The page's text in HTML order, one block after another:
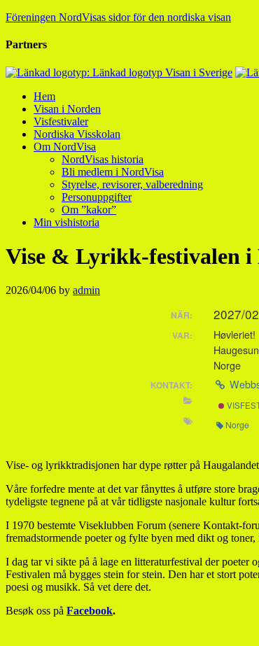
Föreningen NordVisas sidor för den nordiska visan
Partners
Hem
Visan i Norden
Visfestivaler
Nordiska Visskolan
Om NordVisa
NordVisas historia
Bli medlem i NordVisa
Styrelse, revisorer, valberedning
Personuppgifter
Om ”kakor”
Min vishistoria
Vise & Lyrikk-festivalen i
2026/04/06 by admin
NÄR: 2027/
VAR:
Høvleriet!
Norge
KONTAKT:
Norge
Vise- og lyrikktradisjonen har dype røtter på
Våre forfedre mente at det var fånyttes å utføre store
tydeligste tegnene på at vår tidligste nasjonale kultur
I 1970 bestemte Viseklubben Forum (senere Kontakt-
fremadstormende poeter og fylte byen med dikt og
I dag tar vi sikte på å lage en litteraturfestival der
Festivalen må bygges stein for stein. Den har et stort
poesi og musikk. Så vet dere det.
Besøk oss på Facebook.